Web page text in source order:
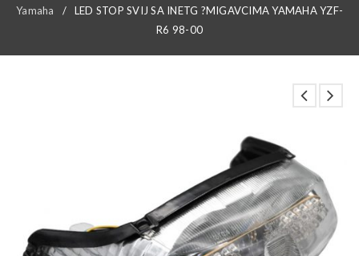
Yamaha
/
LED STOP SVIJ SA INETG ?MIGAVCIMA YAMAHA YZF-
R6 98-00